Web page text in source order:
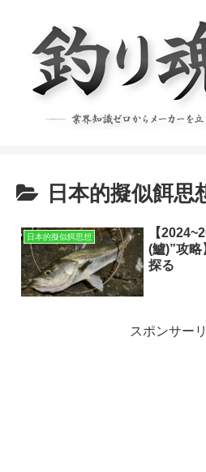
日本的擬似餌思
日本的擬似餌思想
【
(鱸)”攻略
探る
スポンサー